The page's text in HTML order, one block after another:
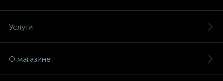
Услуги
О магазине